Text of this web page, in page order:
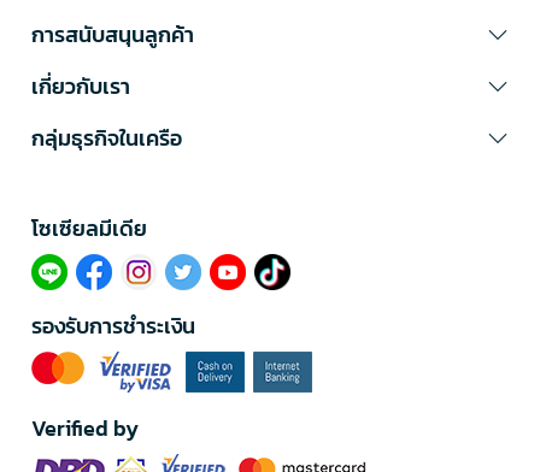
การสนับสนุนลูกค้า
เกี่ยวกับเรา
กลุ่มธุรกิจในเครือ
โซเซียลมีเดีย​
รองรับการชำระเงิน
Verified by